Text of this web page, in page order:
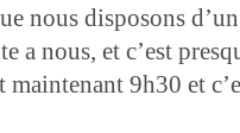
nous disposons
a nous, et c’est
9h30 et